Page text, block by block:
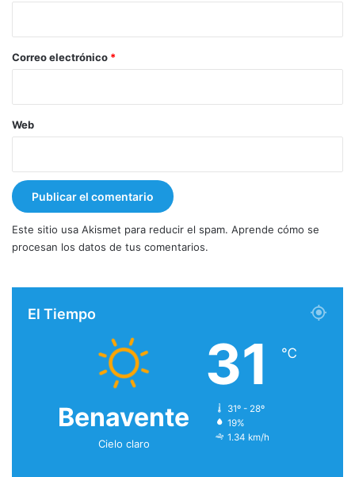
*
Correo electrónico *
Web
Este sitio usa Akismet para reducir el spam. Aprende cómo se
procesan los datos de tus comentarios.
El Tiempo
Benavente
Cielo claro
31 ℃
31º - 28º
19%
1.34 km/h